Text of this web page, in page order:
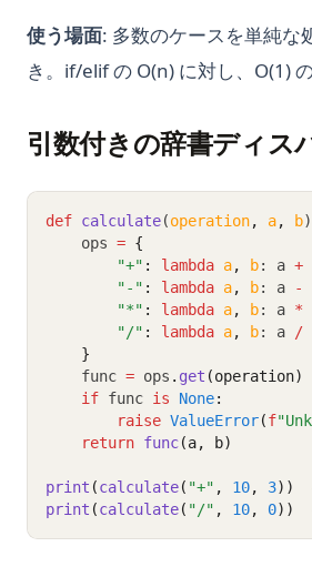
使う場面: 多数のケースを単純な
き。if/elif の O(n) に対し、O(1)
引数付きの辞書ディス
def calculate(operation, a, b
    ops
= {
"+" : lambda a, b: a +
"-" : lambda a, b: a -
"*" : lambda a, b: a *
"/" : lambda a, b: a /
}
    func
= ops . get (operation)
if func is None:
raise ValueError(f
return func(a, b)
print (calculate( "+" , 10, 3))
print (calculate( "/" , 10, 0))